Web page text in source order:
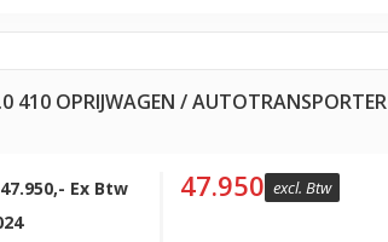
410 OPRIJWAGEN / AUTOTRANSPORTER
Ex Btw
47.950 excl. Btw